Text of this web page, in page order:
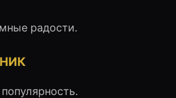
радости.